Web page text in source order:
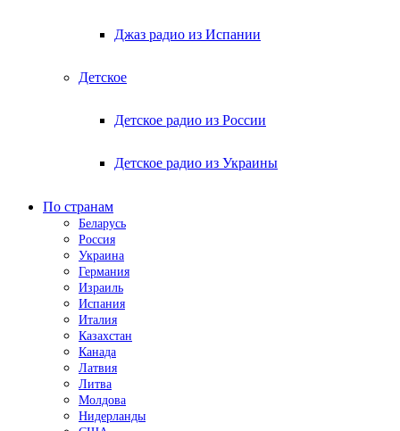
Джаз радио из Испании
Детское
Детское радио из России
Детское радио из Украины
По странам
Беларусь
Россия
Украина
Германия
Израиль
Испания
Италия
Казахстан
Канада
Латвия
Литва
Молдова
Нидерланды